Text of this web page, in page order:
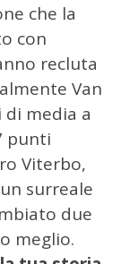
che la
con
recluta
Van
media a
punti
Viterbo,
surreale
due
meglio.